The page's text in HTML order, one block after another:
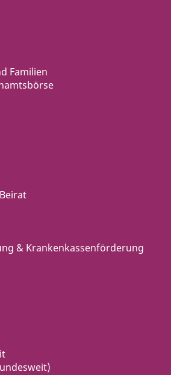
Familien
& Krankenkassenförderung